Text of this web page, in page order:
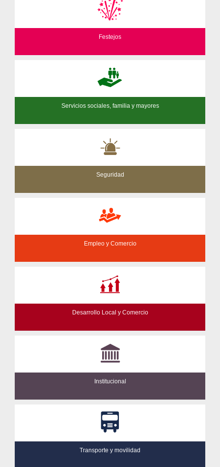
Festejos
Servicios sociales, familia y mayores
Seguridad
Empleo y Comercio
Desarrollo Local y Comercio
Institucional
Transporte y movilidad